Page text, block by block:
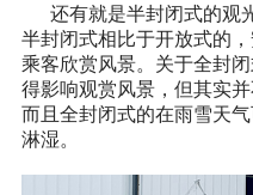
还有就是半封闭式的观
半封闭式相比于开放式的
乘客欣赏风景。关于全封
得影响观赏风景，但其实
而且全封闭式的在雨雪天
淋湿。